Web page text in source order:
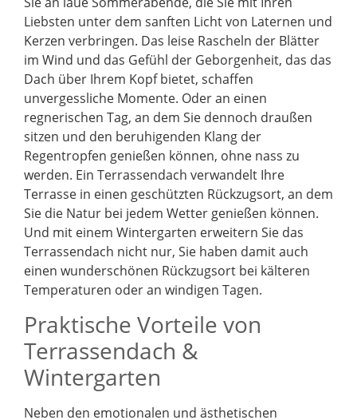
Liebsten unter dem sanften Licht von Laternen und
Kerzen verbringen. Das leise Rascheln der Blätter
im Wind und das Gefühl der Geborgenheit, das das
Dach über Ihrem Kopf bietet, schaffen
unvergessliche Momente. Oder an einen
regnerischen Tag, an dem Sie dennoch draußen
sitzen und den beruhigenden Klang der
Regentropfen genießen können, ohne nass zu
werden. Ein Terrassendach verwandelt Ihre
Terrasse in einen geschützten Rückzugsort, an dem
Sie die Natur bei jedem Wetter genießen können.
Und mit einem Wintergarten erweitern Sie das
Terrassendach nicht nur, Sie haben damit auch
einen wunderschönen Rückzugsort bei kälteren
Temperaturen oder an windigen Tagen.
Praktische Vorteile von
Terrassendach &
Wintergarten
Neben den emotionalen und ästhetischen